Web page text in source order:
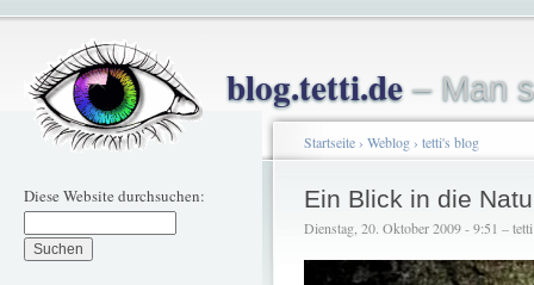
blog.tetti.de– Man
Diese Website durchsuchen:
Startseite› Weblog› tetti's blog
Ein Blick in die
Dienstag, 20. Oktober 2009 - 9:51 – tetti